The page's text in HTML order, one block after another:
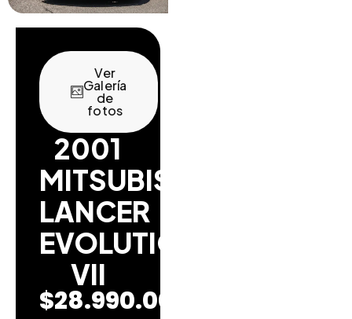
Ver
Galería
de
fotos
2001
MITSUBISHI
LANCER
EVOLUTION
VII
$28.990.000